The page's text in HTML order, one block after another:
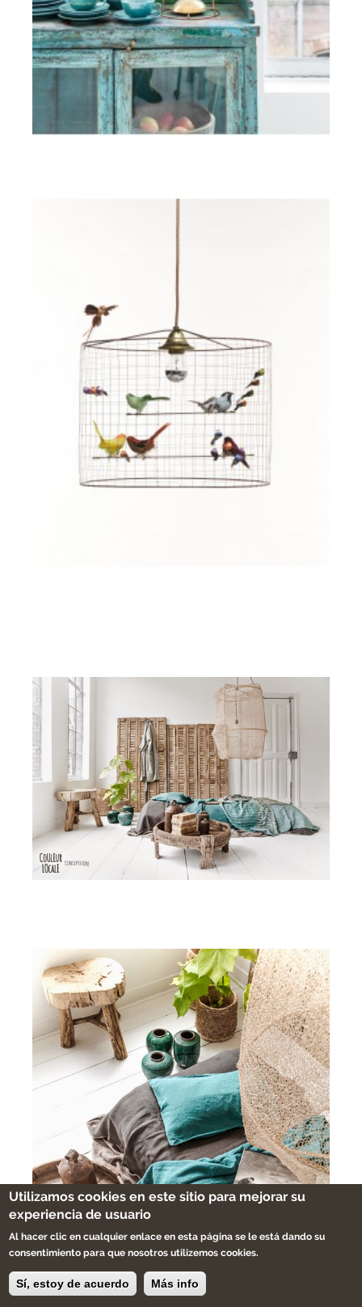
Utilizamos cookies en este sitio para mejorar su
experiencia de usuario
Al hacer clic en cualquier enlace en esta página se le está dando su
consentimiento para que nosotros utilizemos cookies.
Sí, estoy de acuerdo Más info